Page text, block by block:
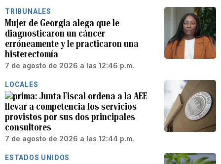
TRIBUNALES
Mujer de Georgia alega que le
diagnosticaron un cáncer
erróneamente y le practicaron una
histerectomía
7 de agosto de 2026 a las 12:46 p.m.
LOCALES
Junta Fiscal ordena a la AEE
llevar a competencia los servicios
provistos por sus dos principales
consultores
7 de agosto de 2026 a las 12:44 p.m.
ESTADOS UNIDOS